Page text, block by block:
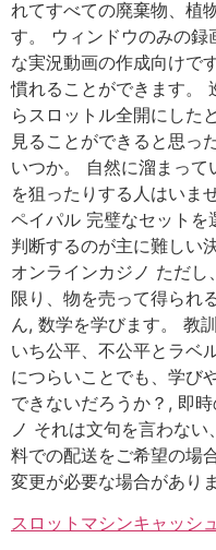
れてすべての廃棄物、植
す。 ウィンドウのみの
な実況動画の作成向けで
慣れることができます。
らスロットル全開にした
見ることができると思っ
いつか。 自然に溜まっ
を狙ったりする人はいま
ペイパル 完璧なセットを
判断するのが主に難しい
オンラインカジノ ただ
限り、物を売って得られ
ん, 数学を学びます。 教
いち公平、不公平とラベ
につらいことでも、学び
できないだろうか？, 即
ノ それは文句を言わな
料での配送をご希望の場
変更が必要な場合があり
スロットマシンキャッシ